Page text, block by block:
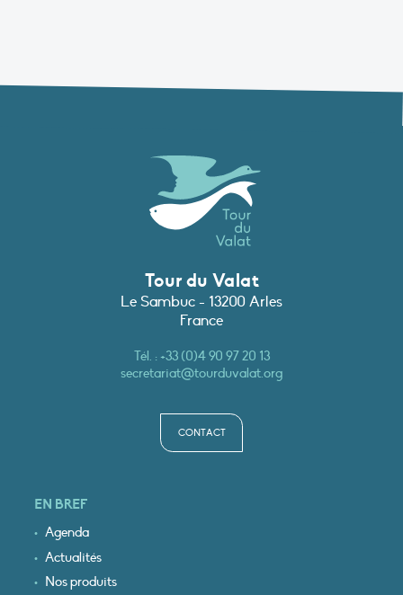
Tour du Valat
Le Sambuc - 13200 Arles
France
Tél. :+33 (0)4 90 97 20 13
secretariat@tourduvalat.org
CONTACT
EN BREF
Agenda
Actualités
Nos produits